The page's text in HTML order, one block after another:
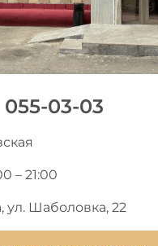
055-03-03
– 21:00
ул. Шаболовка, 22